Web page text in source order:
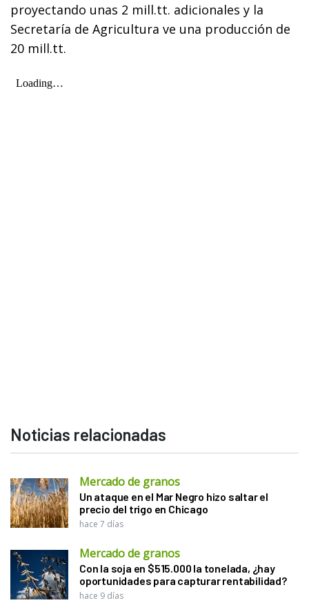
proyectando unas 2 mill.tt. adicionales y la
Secretaría de Agricultura ve una producción de
20 mill.tt.
Noticias relacionadas
Mercado de granos
Un ataque en el Mar Negro hizo saltar el
precio del trigo en Chicago
hace 7 días
Mercado de granos
Con la soja en $515.000 la tonelada, ¿hay
oportunidades para capturar rentabilidad?
hace 9 días